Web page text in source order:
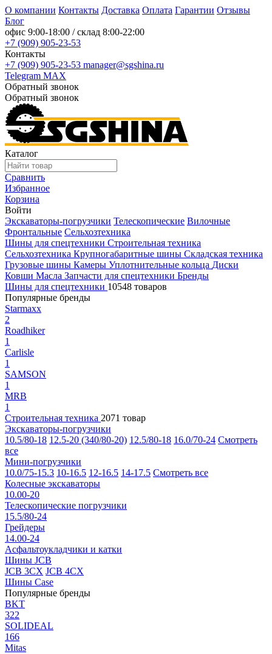
О компании Контакты Доставка Оплата Гарантии Отзывы
Блог
офис 9:00-18:00 / склад 8:00-22:00
+7 (909) 905-23-53
Контакты
+7 (909) 905-23-53 manager@sgshina.ru
Telegram MAX
Обратный звонок
Обратный звонок
Каталог
Сравнить
Избранное
Корзина
Войти
Экскаваторы-погрузчики Телескопические Вилочные
Фронтальные Сельхозтехника
Шины для спецтехники Строительная техника
Сельхозтехника Крупногабаритные шины Складская техника
Грузовые шины Камеры Уплотнительные кольца Диски
Ковши Масла Запчасти для спецтехники Бренды
Шины для спецтехники 10548 товаров
Популярные бренды
Starmaxx
2
Roadhiker
1
Carlisle
1
SAMSON
1
MRB
1
Строительная техника 2071 товар
Экскаваторы-погрузчики
10.5/80-18 12.5-20 (340/80-20) 12.5/80-18 16.0/70-24 Смотреть
все
Мини-погрузчики
10.0/75-15.3 10-16.5 12-16.5 14-17.5 Смотреть все
Колесные экскаваторы
10.00-20
Телескопические погрузчики
15.5/80-24
Грейдеры
14.00-24
Асфальтоукладчики и катки
Шины JCB
JCB 3CX JCB 4CX
Шины Case
Популярные бренды
BKT
322
SOLIDEAL
166
Mitas